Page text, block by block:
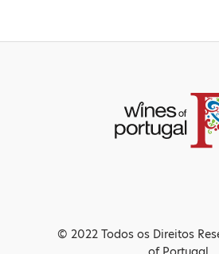
© 2022 Todos os Direitos